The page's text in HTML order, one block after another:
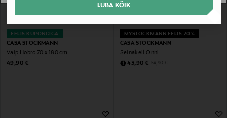
LUBA KÕIK
EELIS KUPONGIGA
CASA STOCKMANN
Vaip Hobro 70 x 180 cm
Original Price
49,90 €
MYSTOCKMANN EELIS 20%
CASA STOCKMANN
Seinakell Onni
Discounted Price
43,90 € Original Price
54,90 €